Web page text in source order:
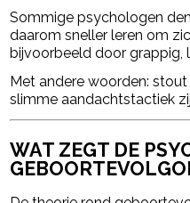
Sommige psychologen
daarom sneller leren om
bijvoorbeeld door grappig,
Met andere woorden:
slimme aandachtstactiek
WAT ZEGT DE